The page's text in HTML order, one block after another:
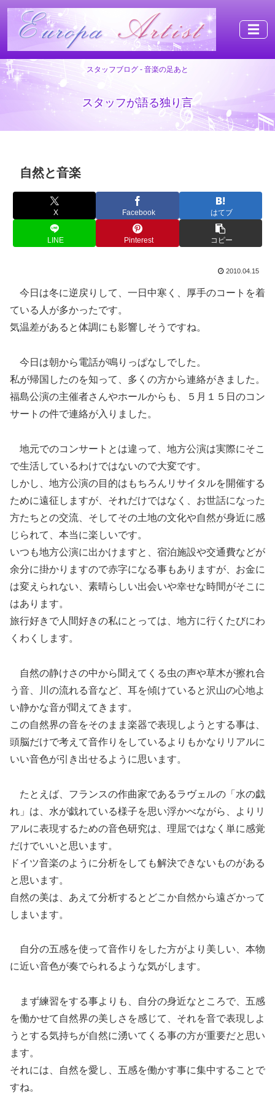
☰
スタッフブログ - 音楽の足あと
スタッフが語る独り言
自然と音楽
X Facebook はてブ
LINE Pinterest コピー
2010.04.15
今日は冬に逆戻りして、一日中寒く、厚手のコートを着
ている人が多かったです。
気温差があると体調にも影響しそうですね。
今日は朝から電話が鳴りっぱなしでした。
私が帰国したのを知って、多くの方から連絡がきました。
福島公演の主催者さんやホールからも、５月１５日のコン
サートの件で連絡が入りました。
地元でのコンサートとは違って、地方公演は実際にそこ
で生活しているわけではないので大変です。
しかし、地方公演の目的はもちろんリサイタルを開催する
ために遠征しますが、それだけではなく、お世話になった
方たちとの交流、そしてその土地の文化や自然が身近に感
じられて、本当に楽しいです。
いつも地方公演に出かけますと、宿泊施設や交通費などが
余分に掛かりますので赤字になる事もありますが、お金に
は変えられない、素晴らしい出会いや幸せな時間がそこに
はあります。
旅行好きで人間好きの私にとっては、地方に行くたびにわ
くわくします。
自然の静けさの中から聞えてくる虫の声や草木が擦れ合
う音、川の流れる音など、耳を傾けていると沢山の心地よ
い静かな音が聞えてきます。
この自然界の音をそのまま楽器で表現しようとする事は、
頭脳だけで考えて音作りをしているよりもかなりリアルに
いい音色が引き出せるように思います。
たとえば、フランスの作曲家であるラヴェルの「水の戯
れ」は、水が戯れている様子を思い浮かべながら、よりリ
アルに表現するための音色研究は、理屈ではなく単に感覚
だけでいいと思います。
ドイツ音楽のように分析をしても解決できないものがある
と思います。
自然の美は、あえて分析するとどこか自然から遠ざかって
しまいます。
自分の五感を使って音作りをした方がより美しい、本物
に近い音色が奏でられるような気がします。
まず練習をする事よりも、自分の身近なところで、五感
を働かせて自然界の美しさを感じて、それを音で表現しよ
うとする気持ちが自然に湧いてくる事の方が重要だと思い
ます。
それには、自然を愛し、五感を働かす事に集中することで
すね。